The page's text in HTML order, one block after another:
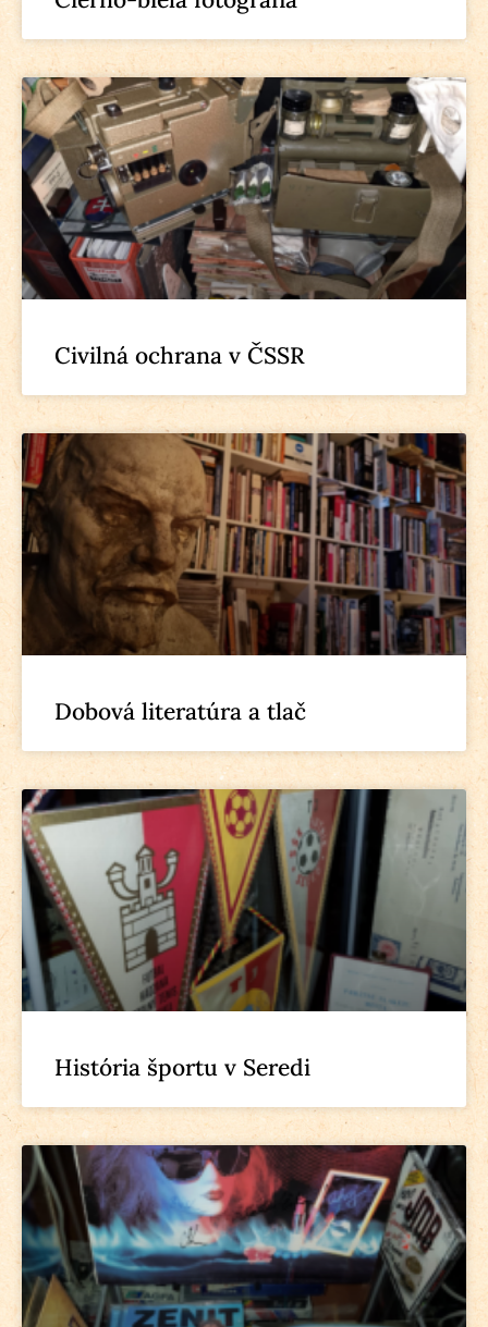
Civilná ochrana v ČSSR
Dobová literatúra a tlač
História športu v Seredi